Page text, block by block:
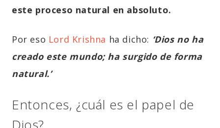
este proceso natural en absoluto.
Por eso Lord Krishna ha dicho: ‘Dios no ha
creado este mundo; ha surgido de forma
natural.’
Entonces, ¿cuál es el papel de